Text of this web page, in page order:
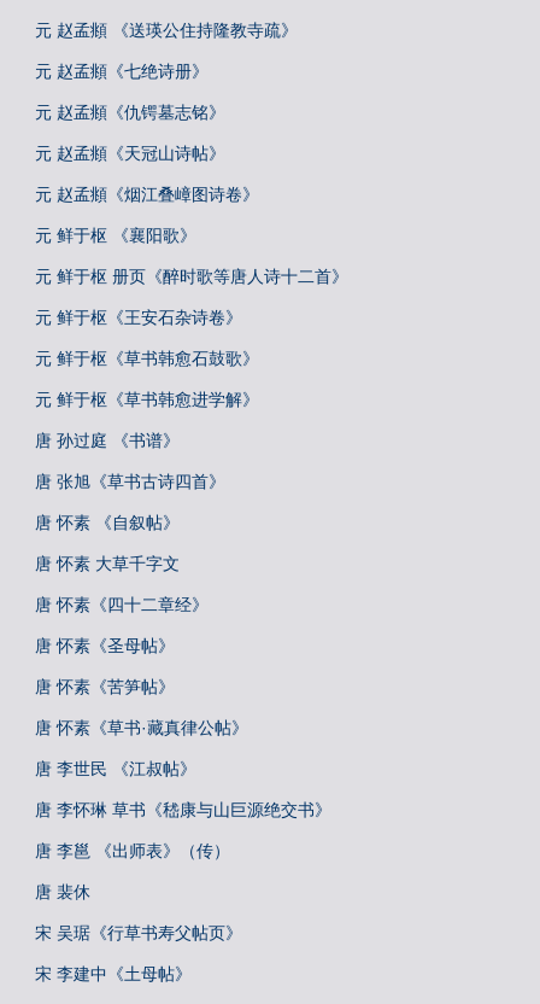
元 赵孟頫 《送瑛公住持隆教寺疏》
元 赵孟頫《七绝诗册》
元 赵孟頫《仇锷墓志铭》
元 赵孟頫《天冠山诗帖》
元 赵孟頫《烟江叠嶂图诗卷》
元 鲜于枢 《襄阳歌》
元 鲜于枢 册页《醉时歌等唐人诗十二首》
元 鲜于枢《王安石杂诗卷》
元 鲜于枢《草书韩愈石鼓歌》
元 鲜于枢《草书韩愈进学解》
唐 孙过庭 《书谱》
唐 张旭《草书古诗四首》
唐 怀素 《自叙帖》
唐 怀素 大草千字文
唐 怀素《四十二章经》
唐 怀素《圣母帖》
唐 怀素《苦笋帖》
唐 怀素《草书·藏真律公帖》
唐 李世民 《江叔帖》
唐 李怀琳 草书《嵇康与山巨源绝交书》
唐 李邕 《出师表》（传）
唐 裴休
宋 吴琚《行草书寿父帖页》
宋 李建中《土母帖》